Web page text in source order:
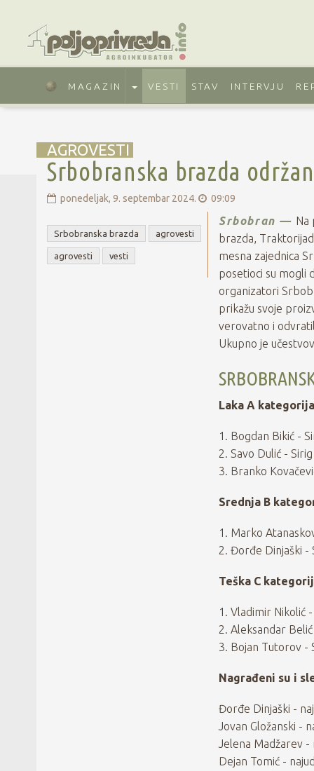
MAGAZIN VESTI STAV INTERVJU
AGROVESTI
Srbobranska brazda
ponedeljak, 9. septembar 2024. 09:09
Srbobran — Na
brazda,
mesna zajednica
posetioci su mogli
organizatori
prikažu svoje
verovatno i
Ukupno je
Laka A
1. Bogdan Bikić -
2. Savo Dulić - Sirig
3. Branko
Srednja B
1. Marko
2. Đorđe Dinjaški -
Teška C
1. Vladimir Nikolić
2. Aleksandar
3. Bojan Tutorov -
Nagrađeni su i
Đorđe Dinjaški -
Jovan Gložanski -
Jelena Madžarev -
Dejan Tomić -
Srbobranska brazda agrovesti
agrovesti vesti